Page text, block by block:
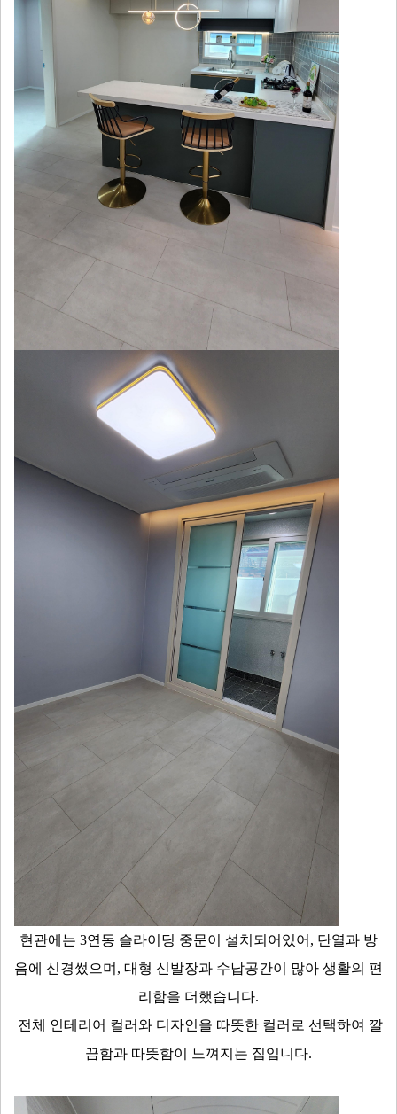
현관에는 3연동 슬라이딩 중문이 설치되어있어, 단열과 방
음에 신경썼으며, 대형 신발장과 수납공간이 많아 생활의 편
리함을 더했습니다.
전체 인테리어 컬러와 디자인을 따뜻한 컬러로 선택하여 깔
끔함과 따뜻함이 느껴지는 집입니다.